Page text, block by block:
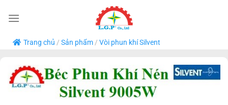
qua
dung
Trang chủ / Sản phẩm/ Vòi phun khí Silvent